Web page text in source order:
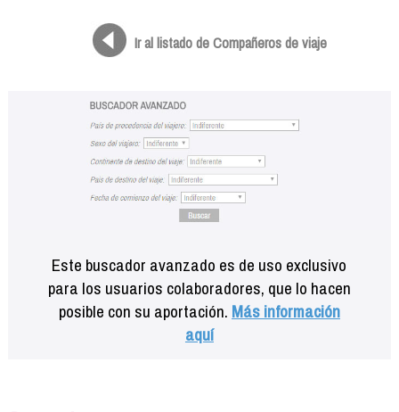
Ir al listado de Compañeros de viaje
Este buscador avanzado es de uso exclusivo
para los usuarios colaboradores, que lo hacen
posible con su aportación. Más información
aquí